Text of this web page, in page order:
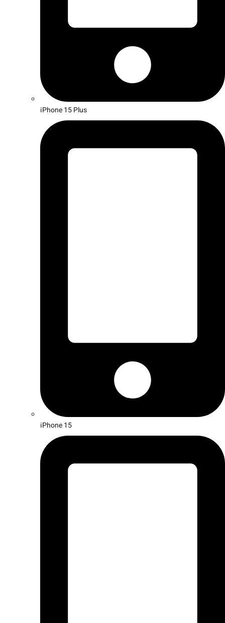
iPhone 15 Plus
iPhone 15